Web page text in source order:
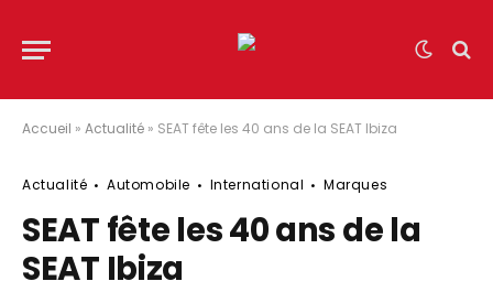
Accueil » Actualité » SEAT fête les 40 ans de la SEAT Ibiza
Actualité Automobile International Marques
SEAT fête les 40 ans de la
SEAT Ibiza